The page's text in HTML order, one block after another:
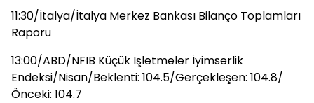
11:30/İtalya/İtalya Merkez Bankası Bilanço Toplamları
Raporu
13:00/ABD/NFIB Küçük İşletmeler İyimserlik
Endeksi/Nisan/Beklenti: 104.5/Gerçekleşen: 104.8/
Önceki: 104.7